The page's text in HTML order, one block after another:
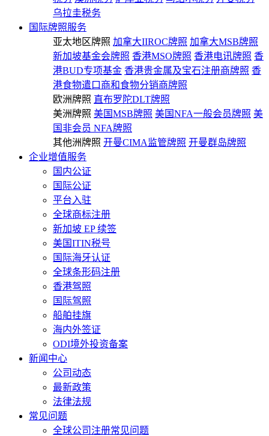
乌拉圭税务
国际牌照服务
亚太地区牌照 加拿大IIROC牌照 加拿大MSB牌照
新加坡基金会牌照 香港MSO牌照 香港电讯牌照 香
港BUD专项基金 香港贵金属及宝石注册商牌照 香
港食物遣口商和食物分销商牌照
欧洲牌照 直布罗陀DLT牌照
美洲牌照 美国MSB牌照 美国NFA一般会员牌照 美
国非会员 NFA牌照
其他洲牌照 开曼CIMA监管牌照 开曼群岛牌照
企业增值服务
国内公证
国际公证
平台入驻
全球商标注册
新加坡 EP 续签
美国ITIN税号
国际海牙认证
全球条形码注册
香港驾照
国际驾照
船舶挂旗
海内外签证
ODI境外投资备案
新闻中心
公司动态
最新政策
法律法规
常见问题
全球公司注册常见问题